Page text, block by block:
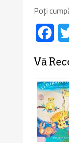
Poți
Vă